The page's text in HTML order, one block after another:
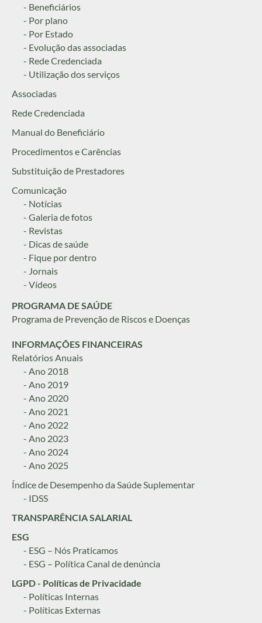
- Beneficiários
- Por plano
- Por Estado
- Evolução das associadas
- Rede Credenciada
- Utilização dos serviços
Associadas
Rede Credenciada
Manual do Beneficiário
Procedimentos e Carências
Substituição de Prestadores
Comunicação
- Notícias
- Galeria de fotos
- Revistas
- Dicas de saúde
- Fique por dentro
- Jornais
- Vídeos
PROGRAMA DE SAÚDE
Programa de Prevenção de Riscos e Doenças
INFORMAÇÕES FINANCEIRAS
Relatórios Anuais
- Ano 2018
- Ano 2019
- Ano 2020
- Ano 2021
- Ano 2022
- Ano 2023
- Ano 2024
- Ano 2025
Índice de Desempenho da Saúde Suplementar
- IDSS
TRANSPARÊNCIA SALARIAL
ESG
- ESG – Nós Praticamos
- ESG – Política Canal de denúncia
LGPD - Políticas de Privacidade
- Políticas Internas
- Políticas Externas